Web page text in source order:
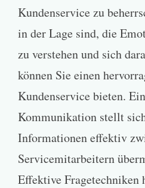
Kundenservice zu
in der Lage sind, die
zu verstehen und sich
können Sie einen
Kundenservice bieten.
Kommunikation stellt
Informationen effektiv
Servicemitarbeitern
Effektive Fragetechniken